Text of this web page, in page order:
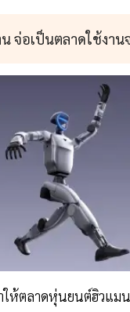
จ่อเป็นตลาดใช้งาน
ให้ตลาดหุ่นยนต์ฮิวแม